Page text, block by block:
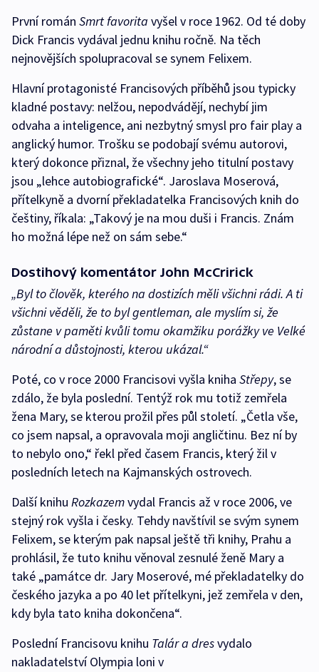
První román Smrt favorita vyšel v roce 1962. Od té doby
Dick Francis vydával jednu knihu ročně. Na těch
nejnovějších spolupracoval se synem Felixem.
Hlavní protagonisté Francisových příběhů jsou typicky
kladné postavy: nelžou, nepodvádějí, nechybí jim
odvaha a inteligence, ani nezbytný smysl pro fair play a
anglický humor. Trošku se podobají svému autorovi,
který dokonce přiznal, že všechny jeho titulní postavy
jsou „lehce autobiografické“. Jaroslava Moserová,
přítelkyně a dvorní překladatelka Francisových knih do
češtiny, říkala: „Takový je na mou duši i Francis. Znám
ho možná lépe než on sám sebe.“
Dostihový komentátor John McCririck
„Byl to člověk, kterého na dostizích měli všichni rádi. A ti
všichni věděli, že to byl gentleman, ale myslím si, že
zůstane v paměti kvůli tomu okamžiku porážky ve Velké
národní a důstojnosti, kterou ukázal.“
Poté, co v roce 2000 Francisovi vyšla kniha Střepy, se
zdálo, že byla poslední. Tentýž rok mu totiž zemřela
žena Mary, se kterou prožil přes půl století. „Četla vše,
co jsem napsal, a opravovala moji angličtinu. Bez ní by
to nebylo ono,“ řekl před časem Francis, který žil v
posledních letech na Kajmanských ostrovech.
Další knihu Rozkazemvydal Francis až v roce 2006, ve
stejný rok vyšla i česky. Tehdy navštívil se svým synem
Felixem, se kterým pak napsal ještě tři knihy, Prahu a
prohlásil, že tuto knihu věnoval zesnulé ženě Mary a
také „památce dr. Jary Moserové, mé překladatelky do
českého jazyka a po 40 let přítelkyni, jež zemřela v den,
kdy byla tato kniha dokončena“.
Poslední Francisovu knihu Talár a dresvydalo
nakladatelství Olympia loni v